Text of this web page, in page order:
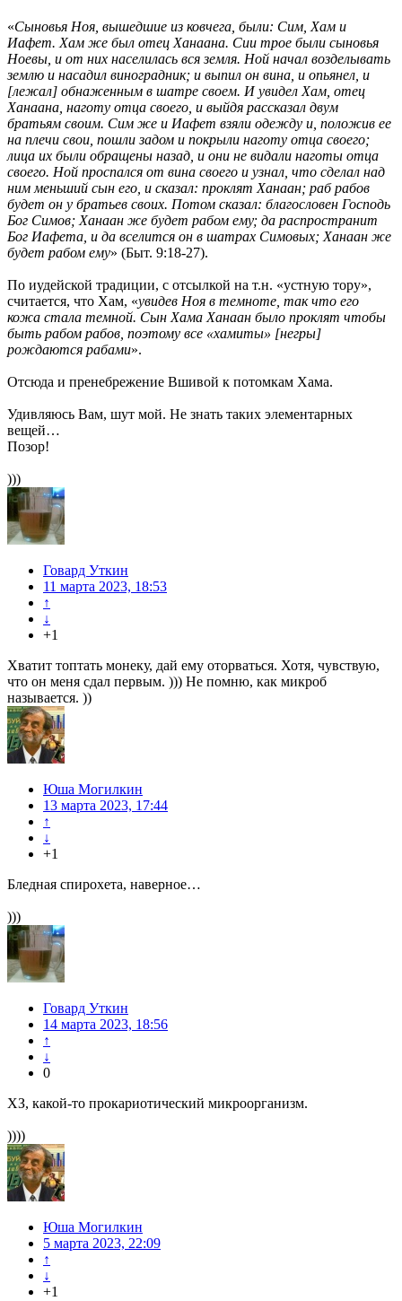
«Сыновья Ноя, вышедшие из ковчега, были: Сим, Хам и
Иафет. Хам же был отец Ханаана. Сии трое были сыновья
Ноевы, и от них населилась вся земля. Ной начал возделывать
землю и насадил виноградник; и выпил он вина, и опьянел, и
[лежал] обнаженным в шатре своем. И увидел Хам, отец
Ханаана, наготу отца своего, и выйдя рассказал двум
братьям своим. Сим же и Иафет взяли одежду и, положив ее
на плечи свои, пошли задом и покрыли наготу отца своего;
лица их были обращены назад, и они не видали наготы отца
своего. Ной проспался от вина своего и узнал, что сделал над
ним меньший сын его, и сказал: проклят Ханаан; раб рабов
будет он у братьев своих. Потом сказал: благословен Господь
Бог Симов; Ханаан же будет рабом ему; да распространит
Бог Иафета, и да вселится он в шатрах Симовых; Ханаан же
будет рабом ему» (Быт. 9:18-27).
По иудейской традиции, с отсылкой на т.н. «устную тору»,
считается, что Хам, «увидев Ноя в темноте, так что его
кожа стала темной. Сын Хама Ханаан было проклят чтобы
быть рабом рабов, поэтому все «хамиты» [негры]
рождаются рабами».
Отсюда и пренебрежение Вшивой к потомкам Хама.
Удивляюсь Вам, шут мой. Не знать таких элементарных
вещей…
Позор!
)))
Говард Уткин
11 марта 2023, 18:53
↑
↓
+1
Хватит топтать монеку, дай ему оторваться. Хотя, чувствую,
что он меня сдал первым. ))) Не помню, как микроб
называется. ))
Юша Могилкин
13 марта 2023, 17:44
↑
↓
+1
Бледная спирохета, наверное…
)))
Говард Уткин
14 марта 2023, 18:56
↑
↓
0
ХЗ, какой-то прокариотический микроорганизм.
))))
Юша Могилкин
5 марта 2023, 22:09
↑
↓
+1